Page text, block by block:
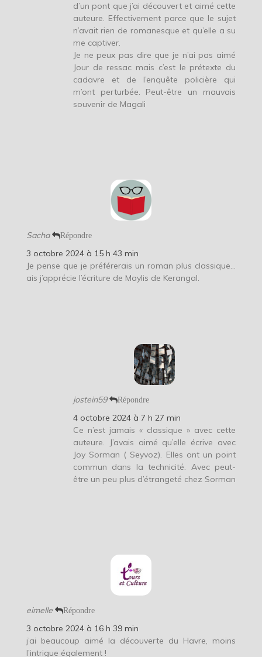
d’un pont que j’ai découvert et aimé cette
auteure. Effectivement parce que le sujet
n’avait rien de romanesque et qu’elle a su
me captiver.
Je ne peux pas dire que je n’ai pas aimé
Jour de ressac mais c’est le prétexte du
cadavre et de l’enquête policière qui
m’ont perturbée. Peut-être un mauvais
souvenir de Magali
Sacha Répondre
3 octobre 2024 à 15 h 43 min
Je pense que je préférerais un roman plus classique…
ais j’apprécie l’écriture de Maylis de Kerangal.
jostein59 Répondre
4 octobre 2024 à 7 h 27 min
Ce n’est jamais « classique » avec cette
auteure. J’avais aimé qu’elle écrive avec
Joy Sorman ( Seyvoz). Elles ont un point
commun dans la technicité. Avec peut-
être un peu plus d’étrangeté chez Sorman
eimelle Répondre
3 octobre 2024 à 16 h 39 min
j’ai beaucoup aimé la découverte du Havre, moins
l’intrigue également !